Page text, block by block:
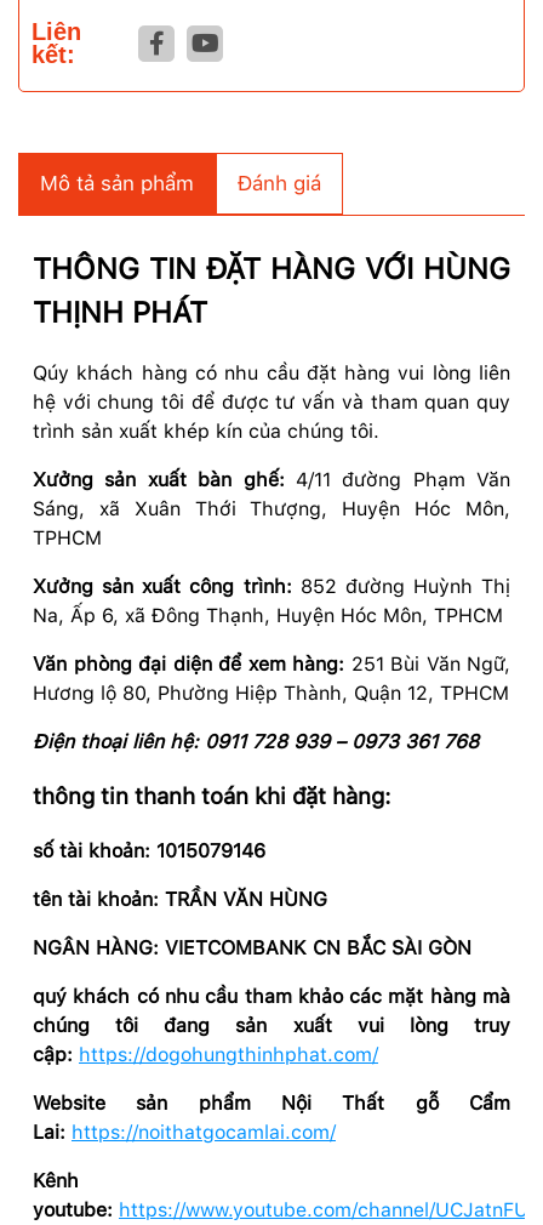
Liên
kết:
Mô tả sản phẩm Đánh giá
THÔNG TIN ĐẶT HÀNG VỚI HÙNG
THỊNH PHÁT
Qúy khách hàng có nhu cầu đặt hàng vui lòng liên
hệ với chung tôi để được tư vấn và tham quan quy
trình sản xuất khép kín của chúng tôi.
Xưởng sản xuất bàn ghế: 4/11 đường Phạm Văn
Sáng, xã Xuân Thới Thượng, Huyện Hóc Môn,
TPHCM
Xưởng sản xuất công trình: 852 đường Huỳnh Thị
Na, Ấp 6, xã Đông Thạnh, Huyện Hóc Môn, TPHCM
Văn phòng đại diện để xem hàng: 251 Bùi Văn Ngữ,
Hương lộ 80, Phường Hiệp Thành, Quận 12, TPHCM
Điện thoại liên hệ: 0911 728 939 – 0973 361 768
thông tin thanh toán khi đặt hàng:
số tài khoản: 1015079146
tên tài khoản: TRẦN VĂN HÙNG
NGÂN HÀNG: VIETCOMBANK CN BẮC SÀI GÒN
quý khách có nhu cầu tham khảo các mặt hàng mà
chúng tôi đang sản xuất vui lòng truy
cập: https://dogohungthinhphat.com/
Website sản phẩm Nội Thất gỗ Cẩm
Lai: https://noithatgocamlai.com/
Kênh
youtube: https://www.youtube.com/channel/